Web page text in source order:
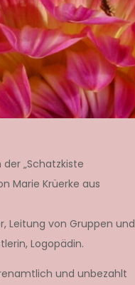
„Schatzkiste
Marie Krüerke aus
Leitung von Gruppen und
Logopädin.
und unbezahlt